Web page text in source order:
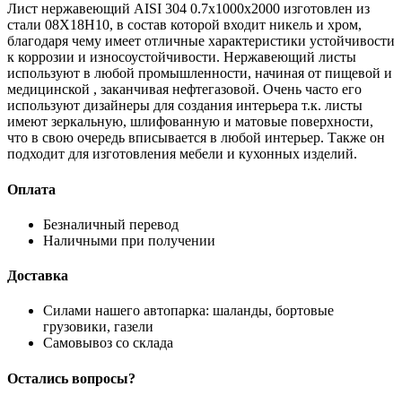
Лист нержавеющий AISI 304 0.7x1000x2000 изготовлен из
стали 08Х18Н10, в состав которой входит никель и хром,
благодаря чему имеет отличные характеристики устойчивости
к коррозии и износоустойчивости. Нержавеющий листы
используют в любой промышленности, начиная от пищевой и
медицинской , заканчивая нефтегазовой. Очень часто его
используют дизайнеры для создания интерьера т.к. листы
имеют зеркальную, шлифованную и матовые поверхности,
что в свою очередь вписывается в любой интерьер. Также он
подходит для изготовления мебели и кухонных изделий.
Оплата
Безналичный перевод
Наличными при получении
Доставка
Силами нашего автопарка: шаланды, бортовые
грузовики, газели
Самовывоз со склада
Остались вопросы?